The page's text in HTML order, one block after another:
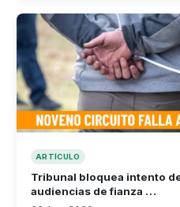
ARTÍCULO
Tribunal bloquea intento
audiencias de fianza …